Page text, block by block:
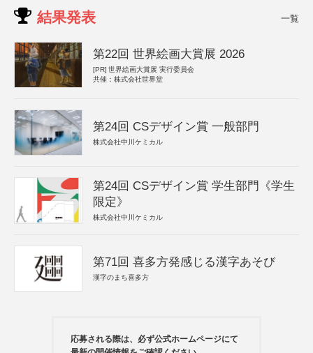
結果発表 一覧
第22回 世界絵画大賞展 2026
[PR] 世界絵画大賞展 実行委員会
共催：株式会社世界堂
第24回 CSデザイン賞 一般部門
株式会社中川ケミカル
第24回 CSデザイン賞 学生部門《学生
限定》
株式会社中川ケミカル
第71回 喜多方発感じる漢字あそび
漢字のまち喜多方
応募される際は、必ず公式ホームページにて